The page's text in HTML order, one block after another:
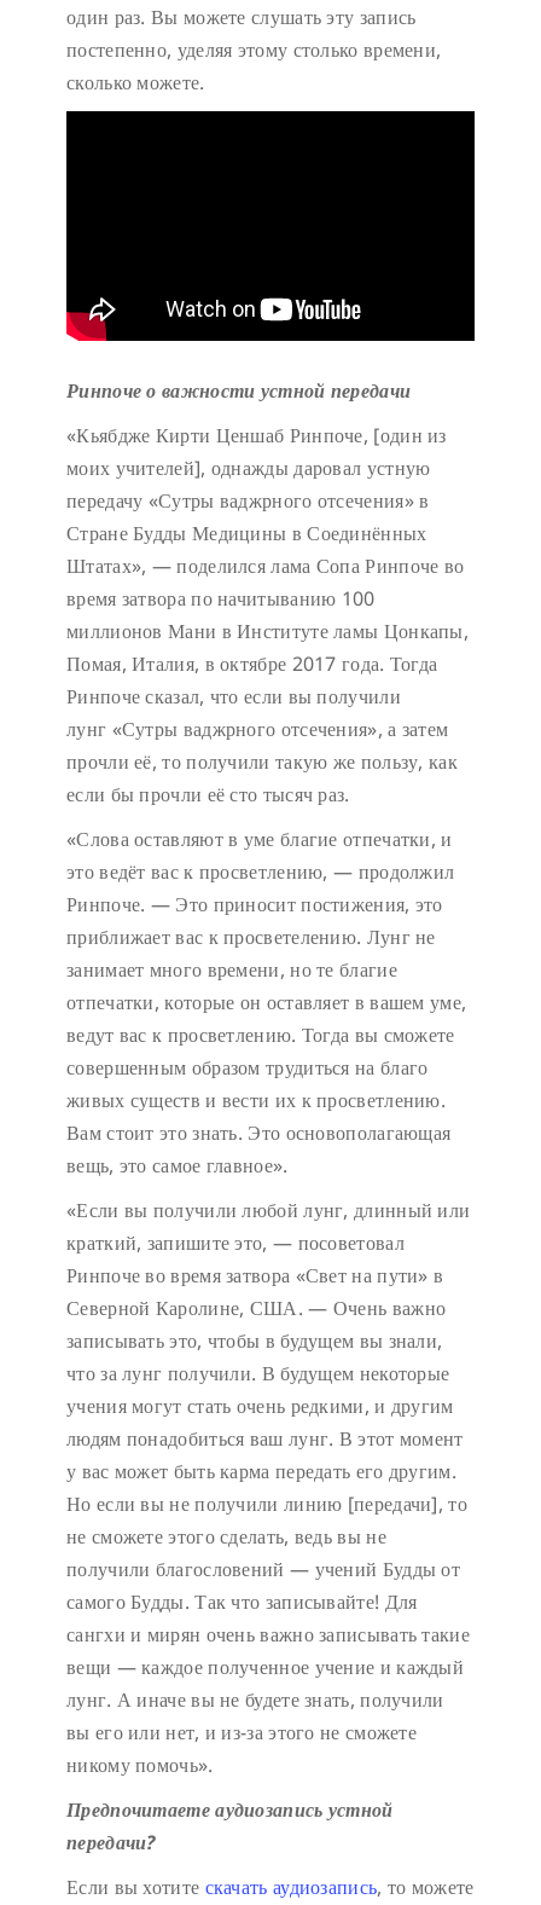
один раз. Вы можете слушать эту запись
постепенно, уделяя этому столько времени,
сколько можете.
Ринпоче о важности устной передачи
«Кьябдже Кирти Ценшаб Ринпоче, [один из
моих учителей], однажды даровал устную
передачу «Сутры ваджрного отсечения» в
Стране Будды Медицины в Соединённых
Штатах», — поделился лама Сопа Ринпоче во
время затвора по начитыванию 100
миллионов Мани в Институте ламы Цонкапы,
Помая, Италия, в октябре 2017 года. Тогда
Ринпоче сказал, что если вы получили
лунг «Сутры ваджрного отсечения», а затем
прочли её, то получили такую же пользу, как
если бы прочли её сто тысяч раз.
«Слова оставляют в уме благие отпечатки, и
это ведёт вас к просветлению, — продолжил
Ринпоче. — Это приносит постижения, это
приближает вас к просветелению. Лунг не
занимает много времени, но те благие
отпечатки, которые он оставляет в вашем уме,
ведут вас к просветлению. Тогда вы сможете
совершенным образом трудиться на благо
живых существ и вести их к просветлению.
Вам стоит это знать. Это основополагающая
вещь, это самое главное».
«Если вы получили любой лунг, длинный или
краткий, запишите это, — посоветовал
Ринпоче во время затвора «Свет на пути» в
Северной Каролине, США. — Очень важно
записывать это, чтобы в будущем вы знали,
что за лунг получили. В будущем некоторые
учения могут стать очень редкими, и другим
людям понадобиться ваш лунг. В этот момент
у вас может быть карма передать его другим.
Но если вы не получили линию [передачи], то
не сможете этого сделать, ведь вы не
получили благословений — учений Будды от
самого Будды. Так что записывайте! Для
сангхи и мирян очень важно записывать такие
вещи — каждое полученное учение и каждый
лунг. А иначе вы не будете знать, получили
вы его или нет, и из-за этого не сможете
никому помочь».
Предпочитаете аудиозапись устной
передачи?
Если вы хотите скачать аудиозапись, то можете